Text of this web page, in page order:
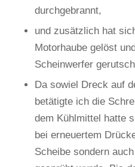
durchgebrannt,
und zusätzlich hat
Motorhaube gelöst
Scheinwerfer
Da sowiel Dreck auf
betätigte ich die
dem Kühlmittel hatte
bei erneuertem
Scheibe sondern